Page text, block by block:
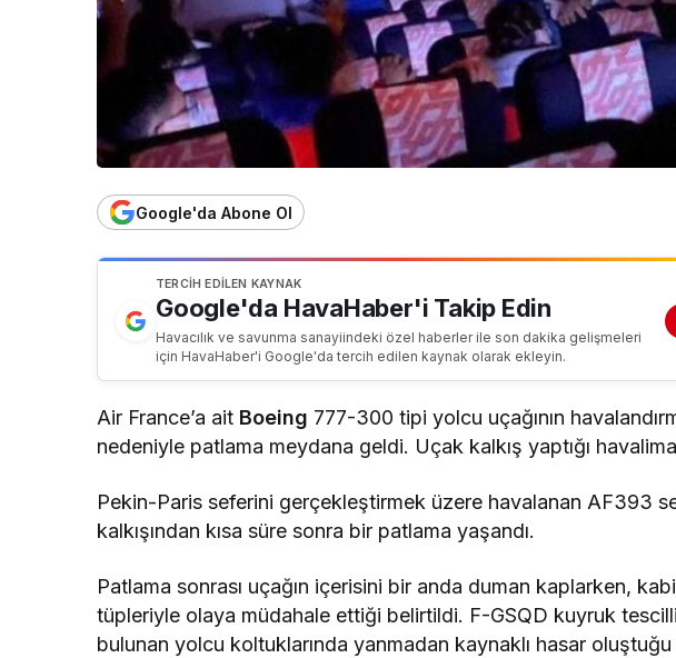
Google'da Abone Ol
TERCIH EDILEN KAYNAK
Google'da HavaHaber'i Takip Edin
Havacılık ve savunma sanayiindeki özel haberler ile son dakika gelişmeleri
için HavaHaber'i Google'da tercih edilen kaynak olarak ekleyin.
Air France’a ait Boeing 777-300 tipi yolcu uçağının
nedeniyle patlama meydana geldi. Uçak kalkış yaptığı
Pekin-Paris seferini gerçekleştirmek üzere havalanan AF393
kalkışından kısa süre sonra bir patlama yaşandı.
Patlama sonrası uçağın içerisini bir anda duman kaplarken,
tüpleriyle olaya müdahale ettiği belirtildi. F-GSQD kuyruk tescilli
bulunan yolcu koltuklarında yanmadan kaynaklı hasar